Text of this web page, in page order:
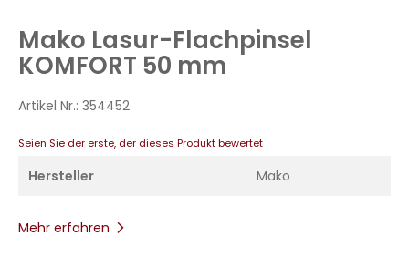
springen
Mako Lasur-Flachpinsel
KOMFORT 50 mm
Artikel Nr.: 354452
Seien Sie der erste, der dieses Produkt bewertet
Hersteller Mako
Mehr erfahren